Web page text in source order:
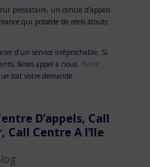
prestataire, un centre d’appels
qui possède de réels atouts
d’un service irréprochable. Si
faites appel à nous. Notre
soit votre demande.
D’appels, Call
Centre A l’Ile